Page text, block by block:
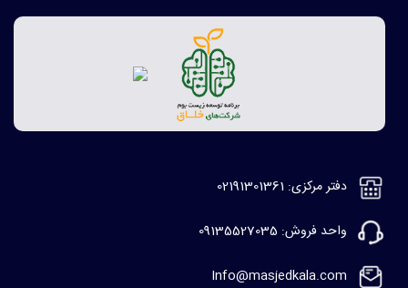
دفتر مرکزی: 02191301361
واحد فروش: 09135527035
Info@masjedkala.com